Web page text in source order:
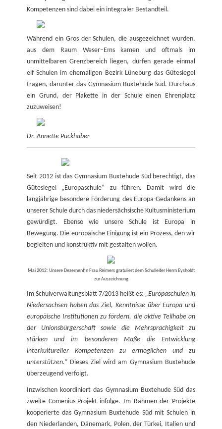
Kompetenzen sind dabei ein integraler Bestandteil.
Während ein Gros der Schulen, die ausgezeichnet wurden,
aus dem Raum Weser–Ems kamen und oftmals im
unmittelbaren Grenzbereich liegen, dürfen gerade einmal
elf Schulen im ehemaligen Bezirk Lüneburg das Gütesiegel
tragen, darunter das Gymnasium Buxtehude Süd. Durchaus
ein Grund, der Plakette in der Schule einen Ehrenplatz
zuzuweisen!
Dr. Annette Puckhaber
Seit 2012 ist das Gymnasium Buxtehude Süd berechtigt, das
Gütesiegel „Europaschule“ zu führen. Damit wird die
langjährige besondere Förderung des Europa-Gedankens an
unserer Schule durch das niedersächsische Kultusministerium
gewürdigt. Ebenso wie unsere Schule ist Europa in
Bewegung. Die europäische Einigung ist ein Prozess, den wir
begleiten und konstruktiv mit gestalten wollen.
Mai 2012: Unsere Dezernentin Frau Reimers gratuliert dem Schulleiter Herrn Eysholdt
zur Auszeichnung
Im Schulverwaltungsblatt 7/2013 heißt es: „Europaschulen in
Niedersachsen haben das Ziel, Kenntnisse über Europa und
europäische Institutionen zu fördern, die aktive Teilhabe an
der Unionsbürgerschaft sowie die Mehrsprachigkeit zu
stärken und im besonderen Maße die Entwicklung
interkultureller Kompetenzen zu ermöglichen und zu
unterstützen.“ Dieses Ziel wird am Gymnasium Buxtehude
überzeugend verfolgt.
Inzwischen koordiniert das Gymnasium Buxtehude Süd das
zweite Comenius-Projekt infolge. Im Rahmen der Projekte
kooperierte das Gymnasium Buxtehude Süd mit Schulen in
den Niederlanden, Dänemark, Polen, der Türkei, Italien und